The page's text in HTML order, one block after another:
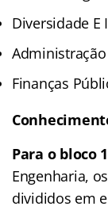
Diversidade E
Finanças
Para o bloco 1
Engenharia,
divididos em